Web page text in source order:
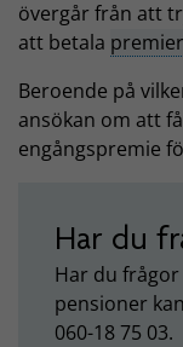
övergår från att
att betala premier
Beroende på
ansökan om att
engångspremie
Har du
Har du
pensioner
060-18 75 03.